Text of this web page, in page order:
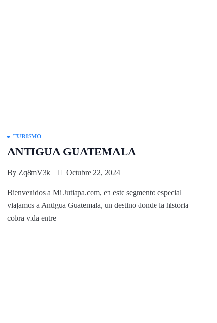
TURISMO
ANTIGUA GUATEMALA
By Zq8mV3k Octubre 22, 2024
Bienvenidos a Mi Jutiapa.com, en este segmento especial
viajamos a Antigua Guatemala, un destino donde la historia
cobra vida entre